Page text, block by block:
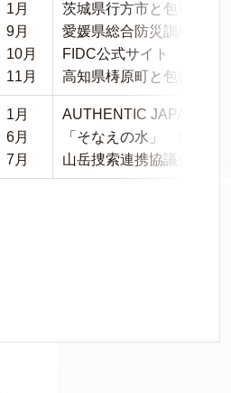
1月
9月
10月
11月
茨城県行方市と包括連
愛媛県総合防災訓練での
FIDC公式サイト 新設
高知県梼原町と包括連
1月
6月
7月
AUTHENTIC JAPAN株
「そなえの水」 寺社売
山岳捜索連携協議会発